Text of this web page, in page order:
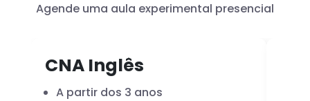
Agende uma aula experimental presencial
CNA Inglês
A partir dos 3 anos